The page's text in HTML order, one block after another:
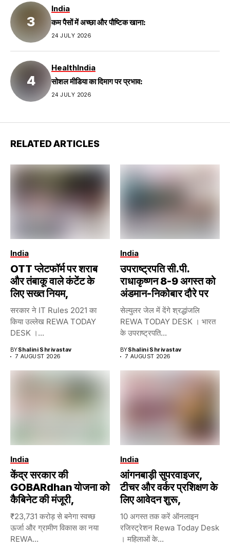
India
कम पैसों में अच्छा और पौष्टिक खाना:
24 JULY 2026
HealthIndia
सोशल मीडिया का दिमाग पर प्रभाव:
24 JULY 2026
RELATED ARTICLES
India
OTT प्लेटफॉर्म पर शराब
और तंबाकू वाले कंटेंट के
लिए सख्त नियम,
सरकार ने IT Rules 2021 का
किया उल्लेख REWA TODAY
DESK ।...
BYShalini Shrivastav
7 AUGUST 2026
India
उपराष्ट्रपति सी.पी.
राधाकृष्णन 8-9 अगस्त को
अंडमान-निकोबार दौरे पर
सेल्युलर जेल में देंगे श्रद्धांजलि
REWA TODAY DESK । भारत
के उपराष्ट्रपति...
BYShalini Shrivastav
7 AUGUST 2026
India
केंद्र सरकार की
GOBARdhan योजना को
कैबिनेट की मंजूरी,
₹23,731 करोड़ से बनेगा स्वच्छ
ऊर्जा और ग्रामीण विकास का नया
REWA...
India
आंगनबाड़ी सुपरवाइजर,
टीचर और वर्कर प्रशिक्षण के
लिए आवेदन शुरू,
10 अगस्त तक करें ऑनलाइन
रजिस्ट्रेशन Rewa Today Desk
। महिलाओं के...